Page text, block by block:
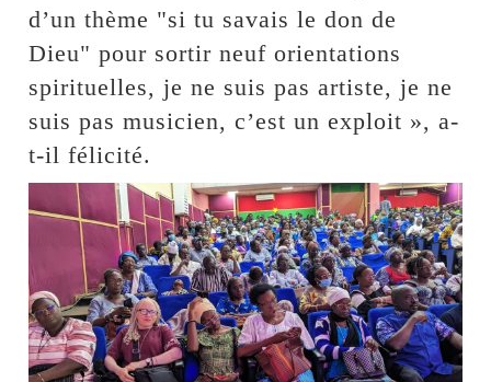
d’un thème "si tu savais le don de
Dieu" pour sortir neuf orientations
spirituelles, je ne suis pas artiste, je ne
suis pas musicien, c’est un exploit », a-
t-il félicité.